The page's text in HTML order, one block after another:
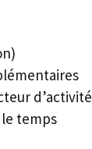
d’activité
temps